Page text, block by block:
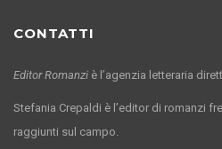
CONTATTI
Editor Romanzi è l’agenzia letteraria
Stefania Crepaldi è l’editor di romanzi
raggiunti sul campo.